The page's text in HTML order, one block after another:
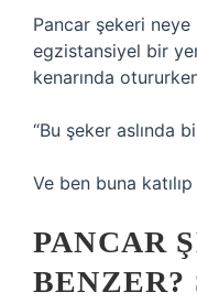
Pancar şekeri
egzistansiyel bir
kenarında
“Bu şeker aslında
Ve ben buna
PANCAR
BENZER?